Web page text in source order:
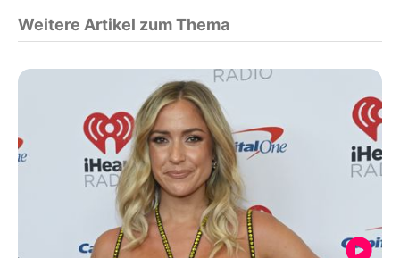
Weitere Artikel zum Thema